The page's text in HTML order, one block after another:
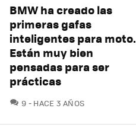
BMW ha creado las
primeras gafas
inteligentes para moto.
Están muy bien
pensadas para ser
prácticas
9 COMENTARIOS
HACE 3 AÑOS